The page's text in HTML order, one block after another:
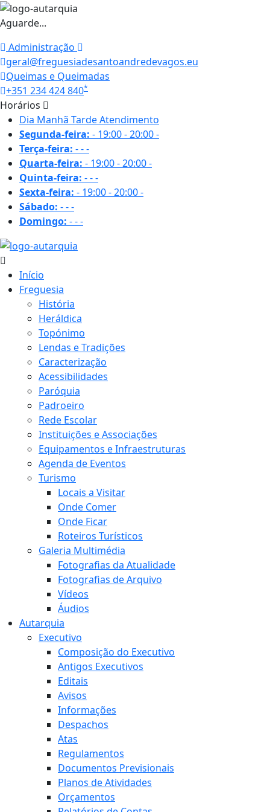
Aguarde...
Administração
geral@freguesiadesantoandredevagos.eu
Queimas e Queimadas
+351 234 424 840*
Horários
Dia Manhã TardeAtendimento
Segunda-feira: - 19:00 - 20:00-
Terça-feira: ---
Quarta-feira: - 19:00 - 20:00-
Quinta-feira: ---
Sexta-feira: - 19:00 - 20:00-
Sábado: ---
Domingo: ---
Início
Freguesia
História
Heráldica
Topónimo
Lendas e Tradições
Caracterização
Acessibilidades
Paróquia
Padroeiro
Rede Escolar
Instituições e Associações
Equipamentos e Infraestruturas
Agenda de Eventos
Turismo
Locais a Visitar
Onde Comer
Onde Ficar
Roteiros Turísticos
Galeria Multimédia
Fotografias da Atualidade
Fotografias de Arquivo
Vídeos
Áudios
Autarquia
Executivo
Composição do Executivo
Antigos Executivos
Editais
Avisos
Informações
Despachos
Atas
Regulamentos
Documentos Previsionais
Planos de Atividades
Orçamentos